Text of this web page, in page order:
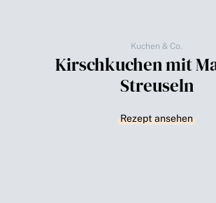
Kuchen & Co.
Kirschkuchen mit
Streuseln
Rezept ansehen